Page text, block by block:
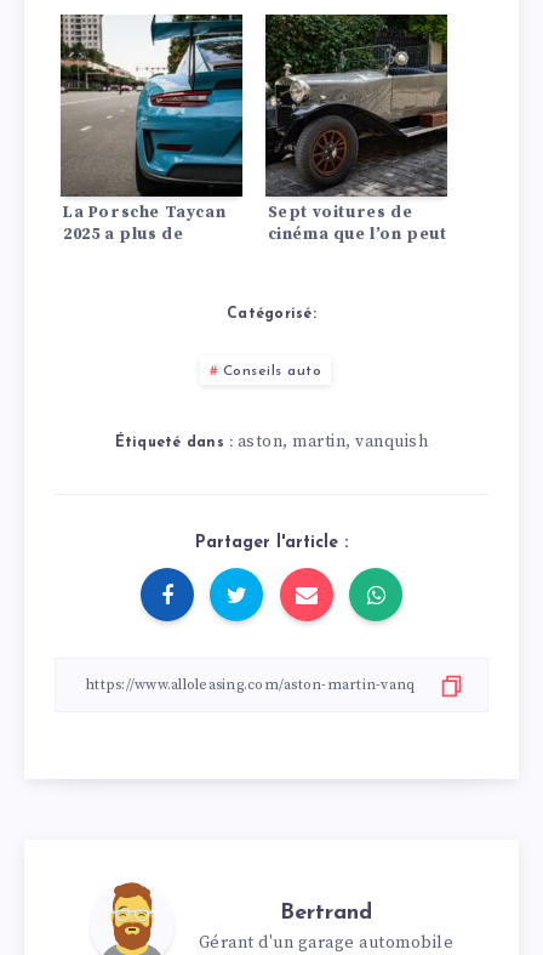
2025 et nous donne
un premier aperçu
des nouveaux
intérieurs.
La Porsche Taycan
2025 a plus de
Sept voitures de
cinéma que l’on peut
Catégorisé:
Conseils auto
Étiqueté dans : aston,martin,vanquish
Partager l'article :
Bertrand
Gérant d'un garage automobile